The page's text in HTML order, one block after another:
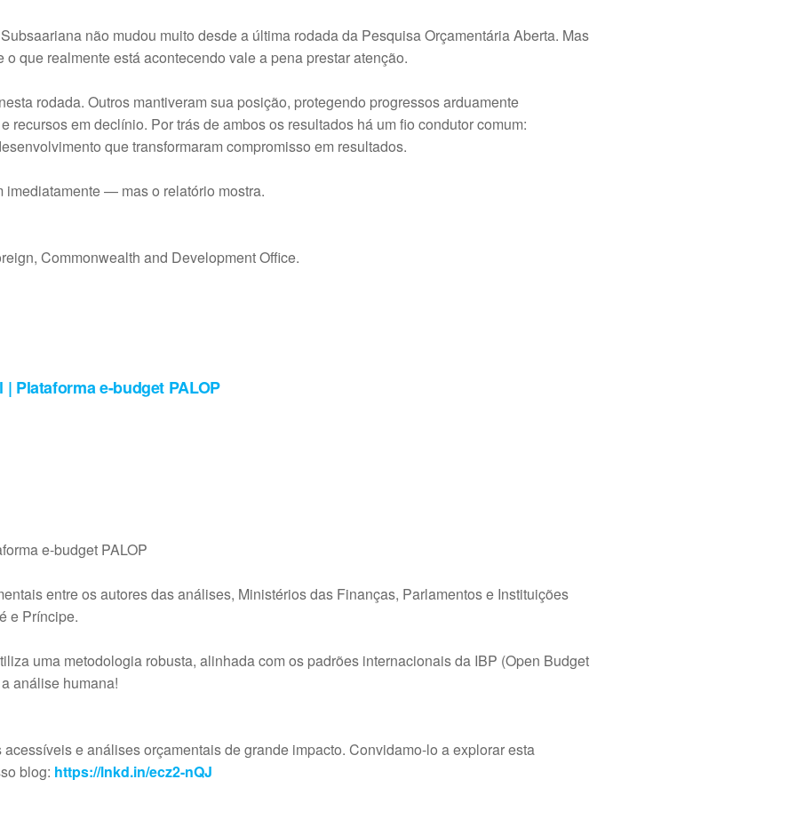
não mudou muito desde a última rodada da Pesquisa Orçamentária Aberta. Mas
que realmente está acontecendo vale a pena prestar atenção.
rodada. Outros mantiveram sua posição, protegendo progressos arduamente
em declínio. Por trás de ambos os resultados há um fio condutor comum:
que transformaram compromisso em resultados.
imediatamente — mas o relatório mostra.
Commonwealth and Development Office.
Plataforma e-budget PALOP
e-budget PALOP
entre os autores das análises, Ministérios das Finanças, Parlamentos e Instituições
e Príncipe.
uma metodologia robusta, alinhada com os padrões internacionais da IBP (Open Budget
análise humana!
e análises orçamentais de grande impacto. Convidamo-lo a explorar esta
blog: https://lnkd.in/ecz2-nQJ